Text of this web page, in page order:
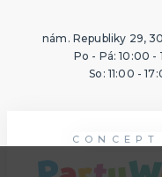
nám. Republiky 29,
Po - Pá: 10:00 -
So: 11:00 -
CONCEPT